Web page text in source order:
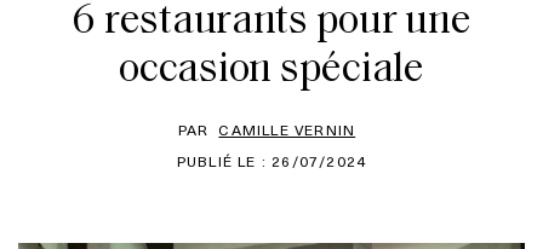
6 restaurants pour une
occasion spéciale
PAR CAMILLE VERNIN
PUBLIÉ LE : 26/07/2024